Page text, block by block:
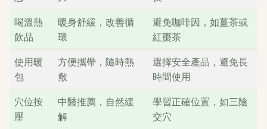
喝溫熱
飲品
暖身舒緩，改善循
環
避免咖啡因，如薑茶或
紅棗茶
使用暖
包
方便攜帶，隨時熱
敷
選擇安全產品，避免長
時間使用
穴位按
壓
中醫推薦，自然緩
解
學習正確位置，如三陰
交穴